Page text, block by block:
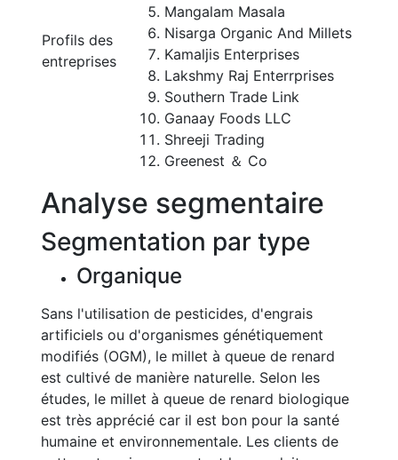
Profils des
entreprises
Mangalam Masala
Nisarga Organic And Millets
Kamaljis Enterprises
Lakshmy Raj Enterrprises
Southern Trade Link
Ganaay Foods LLC
Shreeji Trading
Greenest ＆ Co
Analyse segmentaire
Segmentation par type
Organique
Sans l'utilisation de pesticides, d'engrais
artificiels ou d'organismes génétiquement
modifiés (OGM), le millet à queue de renard
est cultivé de manière naturelle. Selon les
études, le millet à queue de renard biologique
est très apprécié car il est bon pour la santé
humaine et environnementale. Les clients de